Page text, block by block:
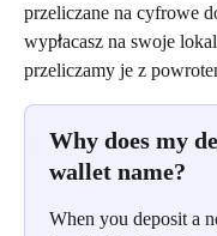
przeliczane na cyfrowe
wypłacasz na swoje
przeliczamy je z
Why does my
wallet name?
When you deposit a